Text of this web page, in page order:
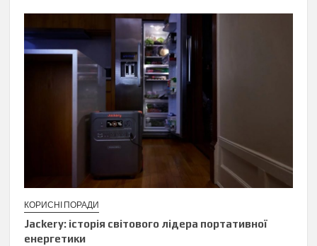
КОРИСНІ ПОРАДИ
Jackery: історія світового лідера портативної
енергетики